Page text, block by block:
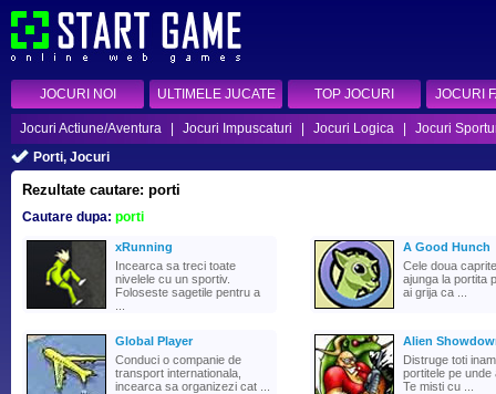
JOCURI NOI ULTIMELE JUCATE TOP JOCURI JOCURI
Jocuri Actiune/Aventura Jocuri Impuscaturi Jocuri Logica
Jocuri
Porti, Jocuri
Rezultate cautare: porti
Cautare dupa: porti
xRunning
Incearca sa treci toate
nivelele cu un sportiv.
Foloseste sagetile pentru a
A Good Hunch
Cele doua
ajunga la portita
ai grija ca ...
Global Player
Conduci o companie de
transport internationala,
incearca sa organizezi cat ...
Alien
Distruge toti
portitele pe unde
Te misti cu ...